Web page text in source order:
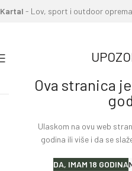
Ova stranica
Ulaskom na ovu web
godina ili više i da se
DA, IMAM 18 GODINA
Kartal - Lov, sport i outdoor oprema
»Proizvodi »Pištolj